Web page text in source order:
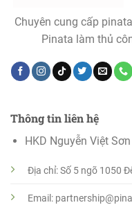
Chuyên cung cấp
Pinata làm thủ
Thông tin liên hệ
HKD Nguyễn Việt Sơn
Địa chỉ: Số 5 ngõ 1050
Email: